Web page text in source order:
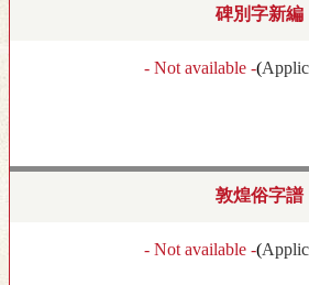
碑別字新編
- Not available -(
敦煌俗字譜
- Not available -(